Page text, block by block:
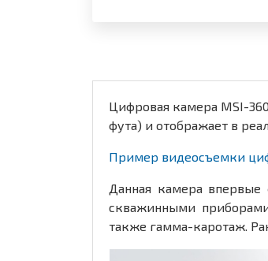
Цифровая камера MSI-
фута) и отображает в
Пример видеосъемки
Данная камера впервые
скважинными
также гамма-каротаж.